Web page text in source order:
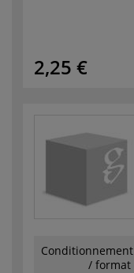
2,25 €
Conditionnement
/ format